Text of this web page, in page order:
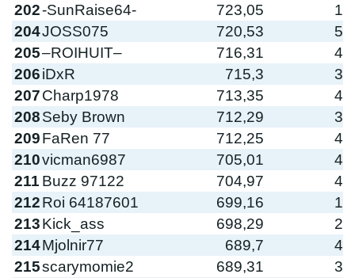
202-SunRaise64- 723,05
1
204JOSS075 720,53
5
205–ROIHUIT– 716,31
4
206iDxR 715,3
3
207Charp1978 713,35
4
208Seby Brown 712,29
3
209FaRen 77 712,25
4
210vicman6987 705,01
4
211 Buzz 97122 704,97
4
212Roi 64187601 699,16
1
213Kick_ass 698,29
2
214Mjolnir77 689,7
4
215scarymomie2 689,31
3